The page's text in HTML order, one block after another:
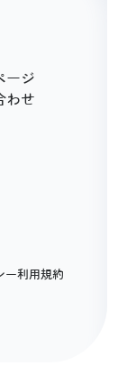
ージ
わせ
ー利用規約